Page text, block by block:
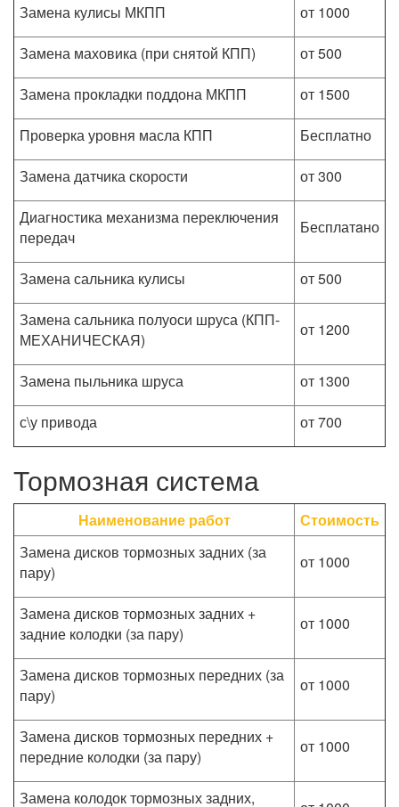
Замена кулисы МКПП
от 1000
Замена маховика (при снятой КПП)
от 500
Замена прокладки поддона МКПП
от 1500
Проверка уровня масла КПП
Бесплатно
Замена датчика скорости
от 300
Диагностика механизма переключения
передач
Бесплатaно
Замена сальника кулисы
от 500
Замена сальника полуоси шруса (КПП-
МЕХАНИЧЕСКАЯ)
от 1200
Замена пыльника шруса
от 1300
с\у привода
от 700
Тормозная система
Наименование работ
Стоимость
Замена дисков тормозных задних (за
пару)
от 1000
Замена дисков тормозных задних +
задние колодки (за пару)
от 1000
Замена дисков тормозных передних (за
пару)
от 1000
Замена дисков тормозных передних +
передние колодки (за пару)
от 1000
Замена колодок тормозных задних,